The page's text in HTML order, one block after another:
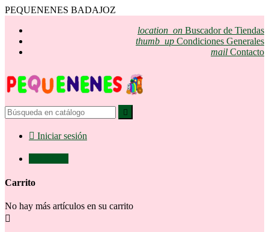
PEQUENENES BADAJOZ
location_on Buscador de Tiendas
thumb_up Condiciones Generales
mail Contacto

 Iniciar sesión
Carrito
No hay más artículos en su carrito
